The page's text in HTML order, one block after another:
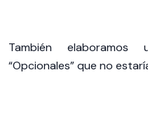
También
“Opcionales” que no